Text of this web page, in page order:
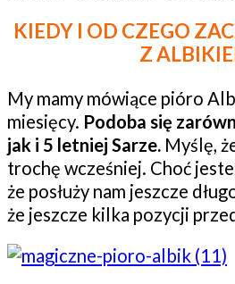
KIEDY I OD CZEGO
Z
My mamy mówiące pióro
miesięcy. Podoba się
jak i 5 letniej Sarze. Myślę,
trochę wcześniej. Choć
że posłuży nam jeszcze
że jeszcze kilka pozycji